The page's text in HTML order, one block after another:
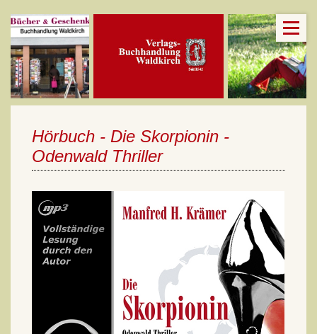
Hörbuch - Die Skorpionin -
Odenwald Thriller